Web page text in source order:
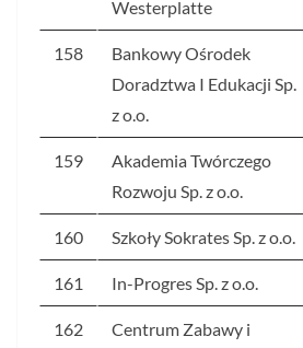
Westerplatte
158
Bankowy Ośrodek
Doradztwa I Edukacji Sp.
z o.o.
159
Akademia Twórczego
Rozwoju Sp. z o.o.
160 Szkoły Sokrates Sp. z o.o.
161 In-Progres Sp. z o.o.
162
Centrum Zabawy i